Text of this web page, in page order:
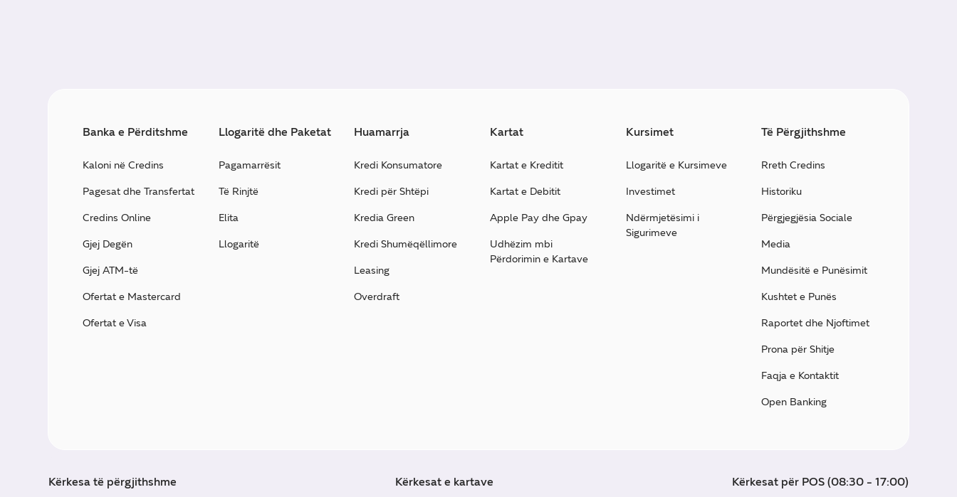
Banka e Përditshme
Kaloni në Credins
Pagesat dhe Transfertat
Credins Online
Gjej Degën
Gjej ATM-të
Ofertat e Mastercard
Ofertat e Visa
Llogaritë dhe Paketat
Pagamarrësit
Të Rinjtë
Elita
Llogaritë
Huamarrja
Kredi Konsumatore
Kredi për Shtëpi
Kredia Green
Kredi Shumëqëllimore
Leasing
Overdraft
Kartat
Kartat e Kreditit
Kartat e Debitit
Apple Pay dhe Gpay
Udhëzim mbi
Përdorimin e Kartave
Kursimet
Llogaritë e Kursimeve
Investimet
Ndërmjetësimi i
Sigurimeve
Të Përgjithshme
Rreth Credins
Historiku
Përgjegjësia Sociale
Media
Mundësitë e Punësimit
Kushtet e Punës
Raportet dhe Njoftimet
Prona për Shitje
Faqja e Kontaktit
Open Banking
Kërkesa të përgjithshme Kërkesat e kartave Kërkesat për POS (08:30 - 17:00)